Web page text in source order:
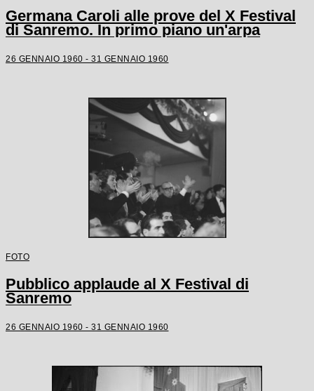
Germana Caroli alle prove del X Festival
di Sanremo. In primo piano un'arpa
26 GENNAIO 1960 - 31 GENNAIO 1960
FOTO
Pubblico applaude al X Festival di
Sanremo
26 GENNAIO 1960 - 31 GENNAIO 1960